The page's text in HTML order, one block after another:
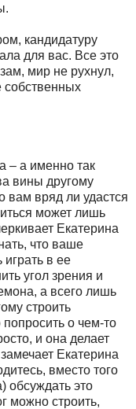
кандидатуру
для вас. Все это
мир не рухнул,
собственных
– а именно так
вины другому
вам вряд ли удастся
может лишь
Екатерина
что ваше
в ее
угол зрения и
а всего лишь
строить
о чем-то
и она делает
Екатерина
вместо того
обсуждать это
можно строить,